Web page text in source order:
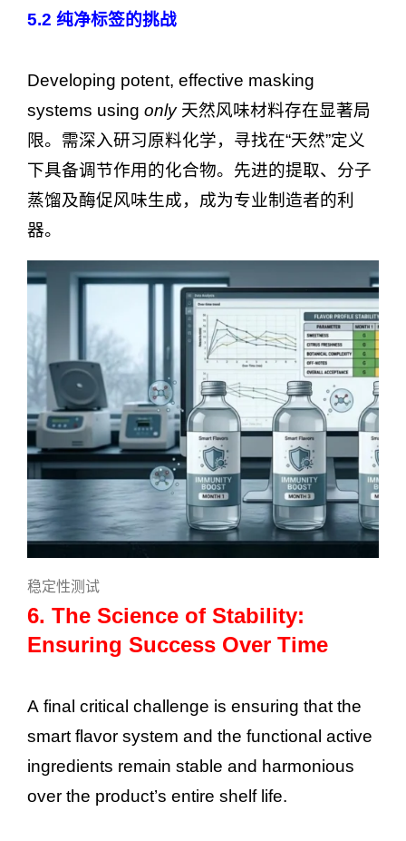
5.2 纯净标签的挑战
Developing potent, effective masking
systems using only天然风味材料存在显著局
限。需深入研习原料化学，寻找在“天然”定义
下具备调节作用的化合物。先进的提取、分子
蒸馏及酶促风味生成，成为专业制造者的利
器。
稳定性测试
6. The Science of Stability:
Ensuring Success Over Time
A final critical challenge is ensuring that the
smart flavor system and the functional active
ingredients remain stable and harmonious
over the product’s entire shelf life.